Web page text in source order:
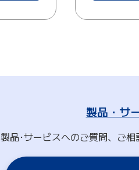
製品・サ
製品･サービスへのご質問、ご